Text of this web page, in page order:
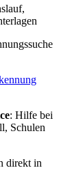
2026
und
: Hilfe bei
Schulen
direkt in